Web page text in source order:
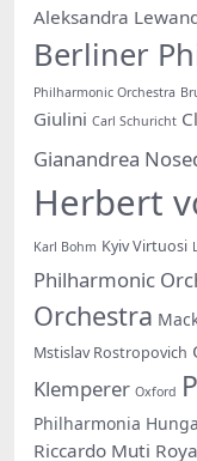
Aleksandra
Berliner
Philharmonic Orchestra
Giulini Carl Schuricht
Gianandrea
Herbert
Karl Bohm Kyiv Virtuosi
Philharmonic
Orchestra
Mstislav Rostropovich
Klemperer Oxford
Philharmonia
Riccardo Muti